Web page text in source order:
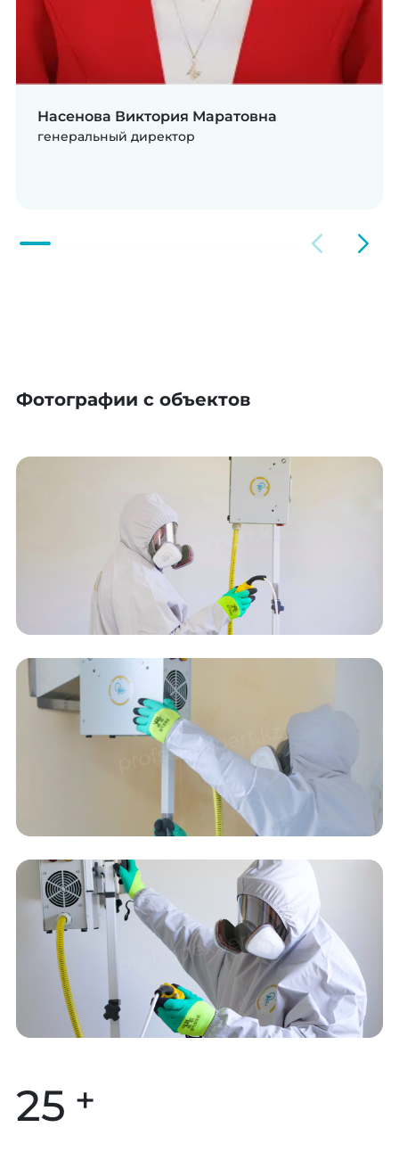
Насенова Виктория Маратовна
генеральный директор
Фотографии с объектов
25 +